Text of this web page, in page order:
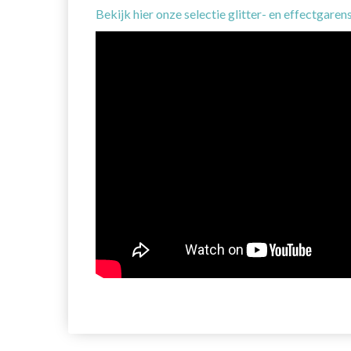
Bekijk hier onze selectie glitter- en